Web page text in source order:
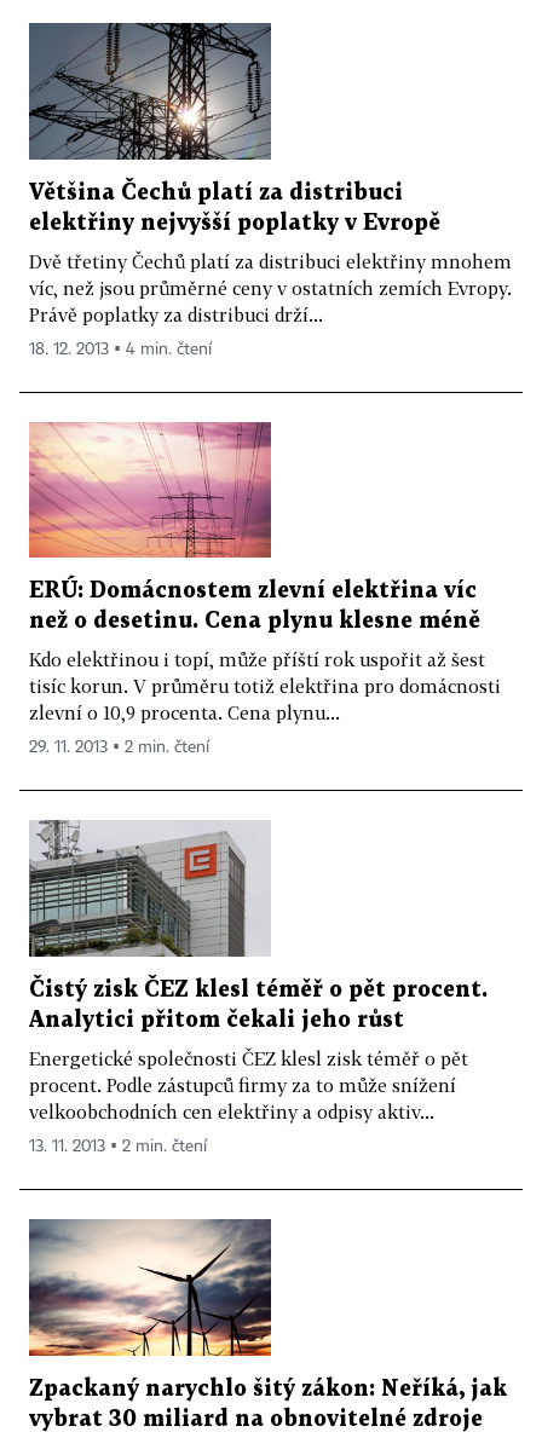
Většina Čechů platí za distribuci
elektřiny nejvyšší poplatky v Evropě
Dvě třetiny Čechů platí za distribuci elektřiny mnohem
víc, než jsou průměrné ceny v ostatních zemích Evropy.
Právě poplatky za distribuci drží...
18. 12. 2013 ▪ 4 min. čtení
ERÚ: Domácnostem zlevní elektřina víc
než o desetinu. Cena plynu klesne méně
Kdo elektřinou i topí, může příští rok uspořit až šest
tisíc korun. V průměru totiž elektřina pro domácnosti
zlevní o 10,9 procenta. Cena plynu...
29. 11. 2013 ▪ 2 min. čtení
Čistý zisk ČEZ klesl téměř o pět procent.
Analytici přitom čekali jeho růst
Energetické společnosti ČEZ klesl zisk téměř o pět
procent. Podle zástupců firmy za to může snížení
velkoobchodních cen elektřiny a odpisy aktiv...
13. 11. 2013 ▪ 2 min. čtení
Zpackaný narychlo šitý zákon: Neříká, jak
vybrat 30 miliard na obnovitelné zdroje